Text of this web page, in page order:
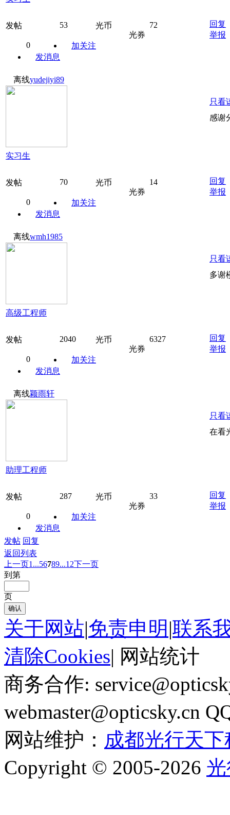
发帖 53 光币
72
光券
0
加关注
发消息
回复
举报
离线yudejiyi89
实习生
发帖 70 光币
14
光券
0
加关注
发消息
只看
感谢
回复
举报
离线wmh1985
高级工程师
发帖 2040 光币
6327
光券
0
加关注
发消息
只看
多谢
回复
举报
离线颖雨轩
助理工程师
发帖 287 光币
33
光券
0
加关注
发消息
只看
在看
回复
举报
发帖 回复
返回列表
上一页1...56789...12下一页
到第
页
确认
关于网站|免责申明 |联系
清除Cookies| 网站统计
商务合作:
webmaster@opticsky.cn
网站维护： 成都光行天
Copyright © 2005-2026